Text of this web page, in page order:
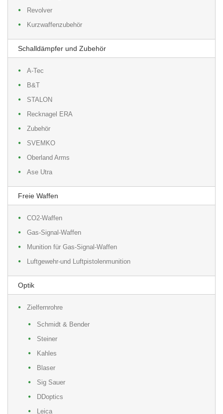
Revolver
Kurzwaffenzubehör
Schalldämpfer und Zubehör
A-Tec
B&T
STALON
Recknagel ERA
Zubehör
SVEMKO
Oberland Arms
Ase Utra
Freie Waffen
CO2-Waffen
Gas-Signal-Waffen
Munition für Gas-Signal-Waffen
Luftgewehr-und Luftpistolenmunition
Optik
Zielfernrohre
Schmidt & Bender
Steiner
Kahles
Blaser
Sig Sauer
DDoptics
Leica